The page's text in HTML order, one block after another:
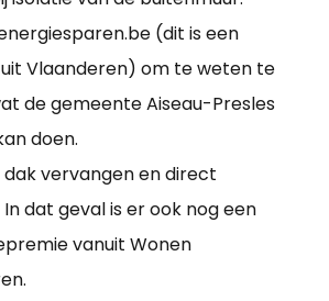
(dit is een
Vlaanderen) om te weten te
de gemeente Aiseau-Presles
doen.
dak vervangen en direct
dat geval is er ook nog een
vanuit Wonen